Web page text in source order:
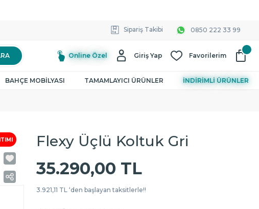
Sipariş Takibi 0850 222 33 99
Online Özel Giriş Yap Favorilerim
BAHÇE MOBİLYASI TAMAMLAYICI ÜRÜNLER İNDİRİMLİ ÜRÜNLER
Flexy Üçlü Koltuk Gri
35.290,00 TL
3.921,11 TL ‘den başlayan taksitlerle!!